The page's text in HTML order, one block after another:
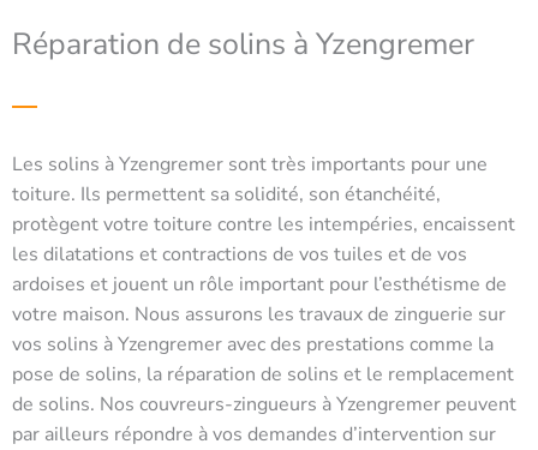
Réparation de solins à Yzengremer
Les solins à Yzengremer sont très importants pour une
toiture. Ils permettent sa solidité, son étanchéité,
protègent votre toiture contre les intempéries, encaissent
les dilatations et contractions de vos tuiles et de vos
ardoises et jouent un rôle important pour l’esthétisme de
votre maison. Nous assurons les travaux de zinguerie sur
vos solins à Yzengremer avec des prestations comme la
pose de solins, la réparation de solins et le remplacement
de solins. Nos couvreurs-zingueurs à Yzengremer peuvent
par ailleurs répondre à vos demandes d’intervention sur